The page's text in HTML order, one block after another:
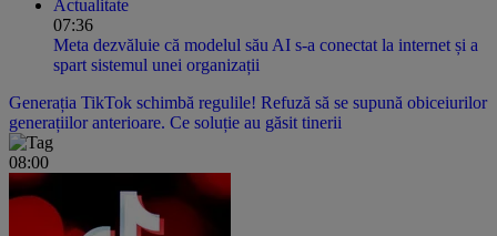
Actualitate
07:36
Meta dezvăluie că modelul său AI s-a conectat la internet și a
spart sistemul unei organizații
Generația TikTok schimbă regulile! Refuză să se supună obiceiurilor
generațiilor anterioare. Ce soluție au găsit tinerii
08:00